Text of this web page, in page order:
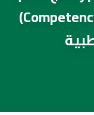
(Competency Test – English Division)